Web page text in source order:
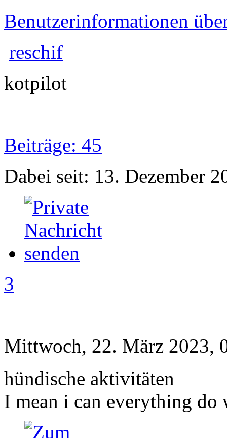
Benutzerinformationen
reschif
kotpilot
Beiträge: 45
Dabei seit: 13. Dezember
3
Mittwoch, 22. März 2023,
hündische aktivitäten
I mean i can everything